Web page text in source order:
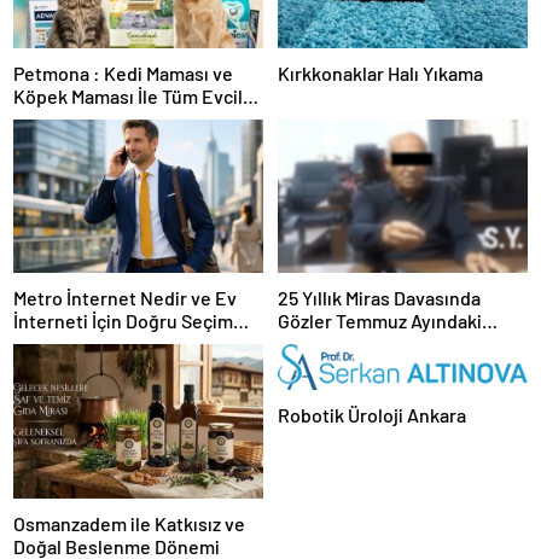
Petmona : Kedi Maması ve
Köpek Maması İle Tüm Evcil
Hayvan Ürünleri
Kırkkonaklar Halı Yıkama
Metro İnternet Nedir ve Ev
İnterneti İçin Doğru Seçim
Nasıl Yapılır
25 Yıllık Miras Davasında
Gözler Temmuz Ayındaki
Karar Duruşmasına Çevrildi
Osmanzadem ile Katkısız ve
Doğal Beslenme Dönemi
Robotik Üroloji Ankara